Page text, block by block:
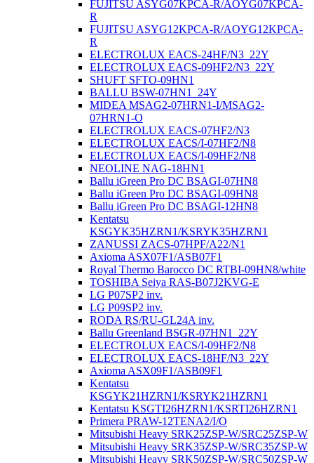
FUJITSU ASYG07KPCA-R/AOYG07KPCA-
R
FUJITSU ASYG12KPCA-R/AOYG12KPCA-
R
ELECTROLUX EACS-24HF/N3_22Y
ELECTROLUX EACS-09HF2/N3_22Y
SHUFT SFTO-09HN1
BALLU BSW-07HN1_24Y
MIDEA MSAG2-07HRN1-I/MSAG2-
07HRN1-O
ELECTROLUX EACS-07HF2/N3
ELECTROLUX EACS/I-07HF2/N8
ELECTROLUX EACS/I-09HF2/N8
NEOLINE NAG-18HN1
Ballu iGreen Pro DC BSAGI-07HN8
Ballu iGreen Pro DC BSAGI-09HN8
Ballu iGreen Pro DC BSAGI-12HN8
Kentatsu
KSGYK35HZRN1/KSRYK35HZRN1
ZANUSSI ZACS-07HPF/A22/N1
Axioma ASX07F1/ASB07F1
Royal Thermo Barocco DC RTBI-09HN8/white
TOSHIBA Seiya RAS-B07J2KVG-E
LG P07SP2 inv.
LG P09SP2 inv.
RODA RS/RU-GL24A inv.
Ballu Greenland BSGR-07HN1_22Y
ELECTROLUX EACS/I-09HF2/N8
ELECTROLUX EACS-18HF/N3_22Y
Axioma ASX09F1/ASB09F1
Kentatsu
KSGYK21HZRN1/KSRYK21HZRN1
Kentatsu KSGTI26HZRN1/KSRTI26HZRN1
Primera PRAW-12TENA2/I/O
Mitsubishi Heavy SRK25ZSP-W/SRC25ZSP-W
Mitsubishi Heavy SRK35ZSP-W/SRC35ZSP-W
Mitsubishi Heavy SRK50ZSP-W/SRC50ZSP-W